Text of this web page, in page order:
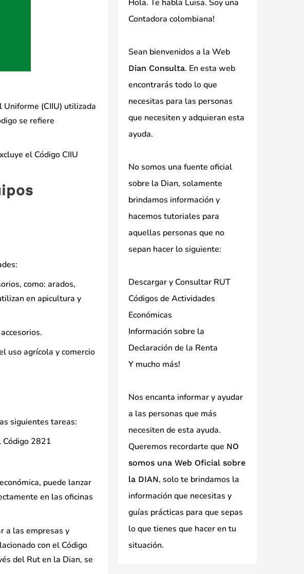
Uniforme (CIIU) utilizada
se refiere
el Código CIIU
como: arados,
en apicultura y
uso agrícola y comercio
siguientes tareas:
Código 2821
puede lanzar
en las oficinas
a las empresas y
con el Código
del Rut en la Dian, se
Hola. Te habla Luisa. Soy una
Contadora colombiana!
Sean bienvenidos a la Web
Dian Consulta. En esta web
encontrarás todo lo que
necesitas para las personas
que necesiten y adquieran esta
ayuda.
No somos una fuente oficial
sobre la Dian, solamente
brindamos información y
hacemos tutoriales para
aquellas personas que no
sepan hacer lo siguiente:
Descargar y Consultar RUT
Códigos de Actividades
Económicas
Información sobre la
Declaración de la Renta
Y mucho más!
Nos encanta informar y ayudar
a las personas que más
necesiten de esta ayuda.
Queremos recordarte que NO
somos una Web Oficial sobre
la DIAN, solo te brindamos la
información que necesitas y
guías prácticas para que sepas
lo que tienes que hacer en tu
situación.